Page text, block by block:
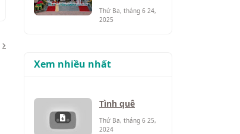
Thứ Ba, tháng 6 24,
2025
Xem nhiều nhất
Tình quê
Thứ Ba, tháng 6 25,
2024